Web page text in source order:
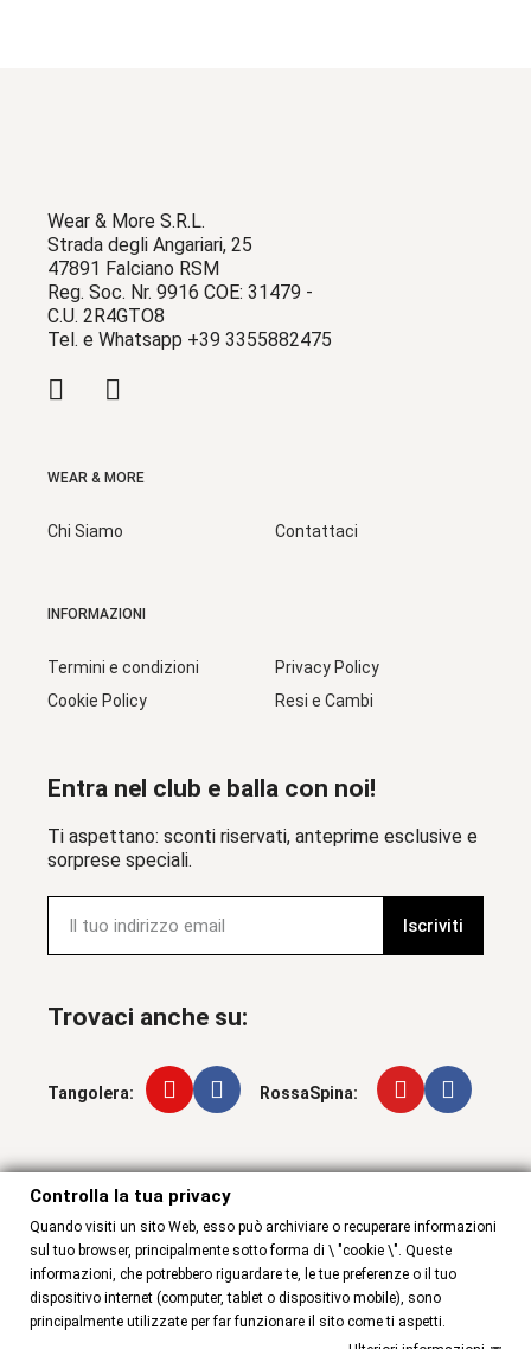
Wear & More S.R.L.
Strada degli Angariari, 25
47891 Falciano RSM
Reg. Soc. Nr. 9916 COE: 31479 -
C.U. 2R4GTO8
Tel. e Whatsapp +39 3355882475
WEAR & MORE
Chi Siamo Contattaci
INFORMAZIONI
Termini e condizioni
Cookie Policy
Privacy Policy
Resi e Cambi
Entra nel club e balla con noi!
Ti aspettano: sconti riservati, anteprime esclusive e
sorprese speciali.
Iscriviti
Trovaci anche su:
Tangolera: RossaSpina:
Controlla la tua privacy
Controlla la tua privacy
Quando visiti un sito Web, esso può archiviare o recuperare informazioni
sul tuo browser, principalmente sotto forma di \ "cookie \". Queste
informazioni, che potrebbero riguardare te, le tue preferenze o il tuo
dispositivo internet (computer, tablet o dispositivo mobile), sono
principalmente utilizzate per far funzionare il sito come ti aspetti.